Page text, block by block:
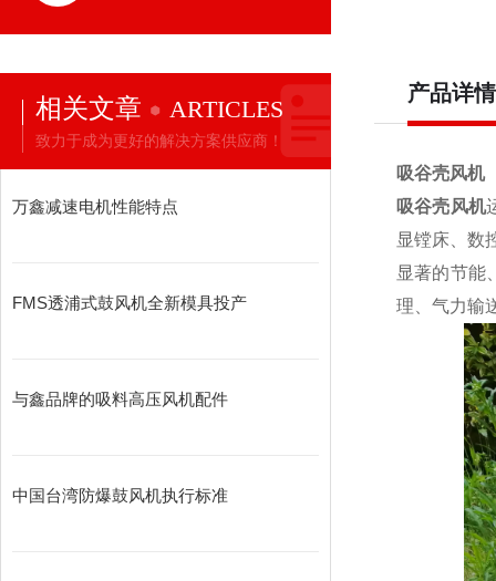
相关文章 ARTICLES
致力于成为更好的解决方案供应商！
万鑫减速电机性能特点
FMS透浦式鼓风机全新模具投产
与鑫品牌的吸料高压风机配件
中国台湾防爆鼓风机执行标准
产品详情
吸谷壳风机
吸谷壳风机
显镗床、数
显著的节能
理、气力输